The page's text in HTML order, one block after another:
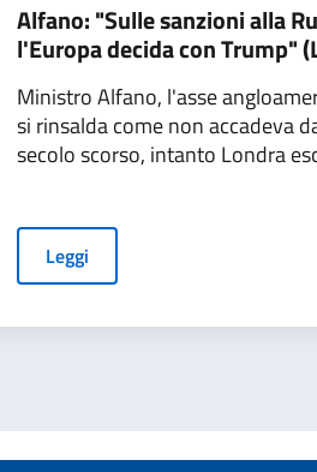
Alfano: "Sulle sanzioni alla
l'Europa decida con Trump"
Ministro Alfano, l'asse
si rinsalda come non accadeva
secolo scorso, intanto Londra
Leggi